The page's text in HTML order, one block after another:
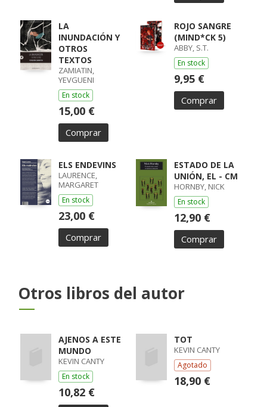
LA
INUNDACIÓN Y
OTROS
TEXTOS
ZAMIATIN,
YEVGUENI
En stock
15,00 €
Comprar
ROJO SANGRE
(MIND*CK 5)
ABBY, S.T.
En stock
9,95 €
Comprar
ELS ENDEVINS
LAURENCE,
MARGARET
En stock
23,00 €
Comprar
ESTADO DE LA
UNIÓN, EL - CM
HORNBY, NICK
En stock
12,90 €
Comprar
Otros libros del autor
AJENOS A ESTE
MUNDO
KEVIN CANTY
En stock
10,82 €
TOT
KEVIN CANTY
Agotado
18,90 €